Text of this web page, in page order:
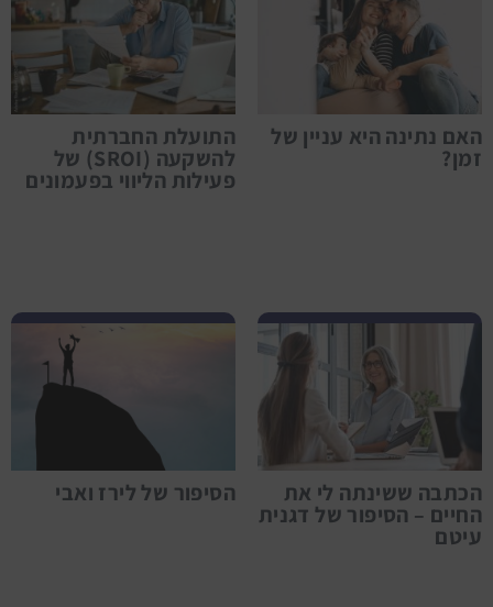
האם נתינה היא עניין של
זמן?
התועלת החברתית
להשקעה (SROI) של
פעילות הליווי בפעמונים
הכתבה ששינתה לי את
החיים – הסיפור של דגנית
עיטם
הסיפור של לירז ואבי